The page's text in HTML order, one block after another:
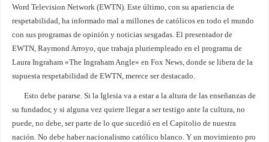
Word Television Network (EWTN). Este último, con su apariencia de
respetabilidad, ha informado mal a millones de católicos en todo el mundo
con sus programas de opinión y noticias sesgadas. El presentador de
EWTN, Raymond Arroyo, que trabaja pluriempleado en el programa de
Laura Ingraham «The Ingraham Angle» en Fox News, donde se libera de la
supuesta respetabilidad de EWTN, merece ser destacado.
Esto debe pararse. Si la Iglesia va a estar a la altura de las enseñanzas de
su fundador, y si alguna vez quiere llegar a ser testigo ante la cultura, no
puede, no debe, ser parte de lo que sucedió en el Capitolio de nuestra
nación. No debe haber nacionalismo católico blanco. Y un movimiento pro